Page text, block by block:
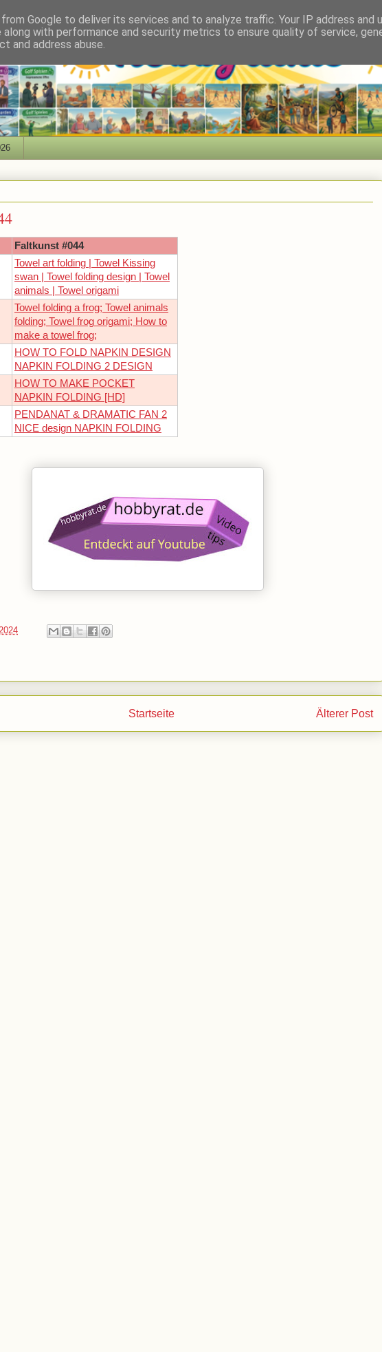
Faltkunst #044
Towel art folding | Towel Kissing
swan | Towel folding design | Towel
animals | Towel origami
Towel folding a frog; Towel animals
folding; Towel frog origami; How to
make a towel frog;
HOW TO FOLD NAPKIN DESIGN
NAPKIN FOLDING 2 DESIGN
HOW TO MAKE POCKET
NAPKIN FOLDING [HD]
PENDANAT & DRAMATIC FAN 2
NICE design NAPKIN FOLDING
Älterer Post
Startseite
Google to deliver its services and to analyze traffic. Your IP address and
along with performance and security metrics to ensure quality of service,
and address abuse.